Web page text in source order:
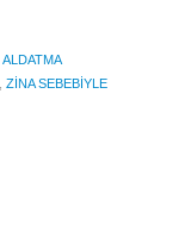
ALDATMA
ZINA SEBEBIYLE